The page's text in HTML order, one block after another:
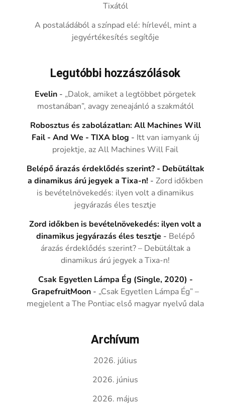
Tixától
A postaládából a színpad elé: hírlevél, mint a
jegyértékesítés segítője
Legutóbbi hozzászólások
Evelin - „Dalok, amiket a legtöbbet pörgetek
mostanában”, avagy zeneajánló a szakmától
Robosztus és zabolázatlan: All Machines Will
Fail - And We - TIXA blog - Itt van iamyank új
projektje, az All Machines Will Fail
Belépő árazás érdeklődés szerint? - Debütáltak
a dinamikus árú jegyek a Tixa-n! -Zord időkben
is bevételnövekedés: ilyen volt a dinamikus
jegyárazás éles tesztje
Zord időkben is bevételnövekedés: ilyen volt a
dinamikus jegyárazás éles tesztje - Belépő
árazás érdeklődés szerint? – Debütáltak a
dinamikus árú jegyek a Tixa-n!
Csak Egyetlen Lámpa Ég (Single, 2020) -
GrapefruitMoon - „Csak Egyetlen Lámpa Ég” –
megjelent a The Pontiac első magyar nyelvű dala
Archívum
2026. július
2026. június
2026. május